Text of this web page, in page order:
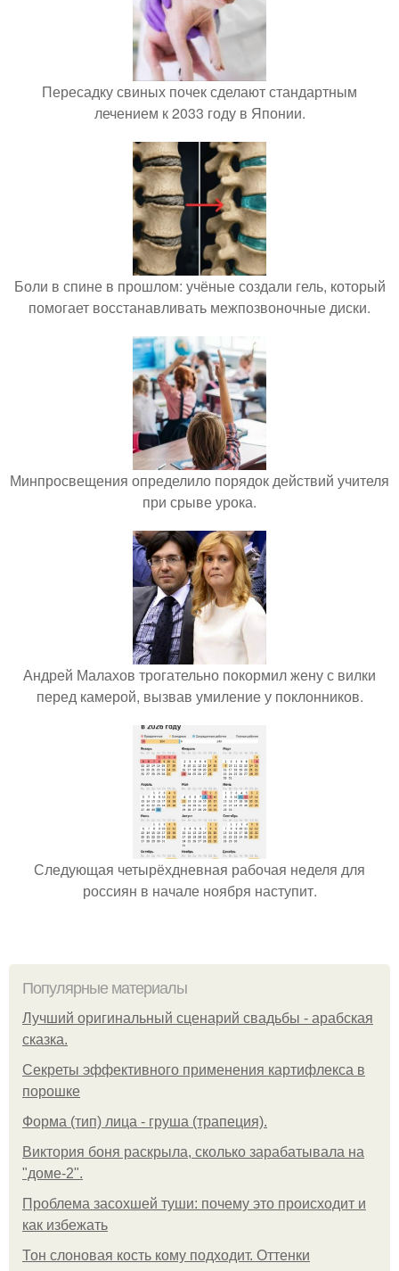
Пересадку свиных почек сделают стандартным
лечением к 2033 году в Японии.
Боли в спине в прошлом: учёные создали гель, который
помогает восстанавливать межпозвоночные диски.
Минпросвещения определило порядок действий учителя
при срыве урока.
Андрей Малахов трогательно покормил жену с вилки
перед камерой, вызвав умиление у поклонников.
Следующая четырёхдневная рабочая неделя для
россиян в начале ноября наступит.
Популярные материалы
Лучший оригинальный сценарий свадьбы - арабская
сказка.
Секреты эффективного применения картифлекса в
порошке
Форма (тип) лица - груша (трапеция).
Виктория боня раскрыла, сколько зарабатывала на
"доме-2".
Проблема засохшей туши: почему это происходит и
как избежать
Тон слоновая кость кому подходит. Оттенки